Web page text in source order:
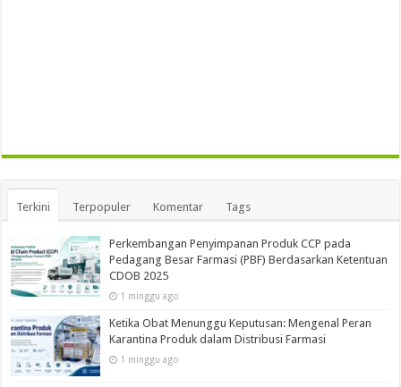
Terkini Terpopuler Komentar Tags
Perkembangan Penyimpanan Produk CCP pada
Pedagang Besar Farmasi (PBF) Berdasarkan Ketentuan
CDOB 2025
1 minggu ago
Ketika Obat Menunggu Keputusan: Mengenal Peran
Karantina Produk dalam Distribusi Farmasi
1 minggu ago